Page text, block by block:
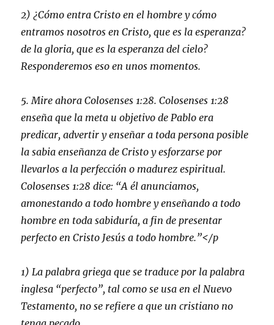
2) ¿Cómo entra Cristo en el hombre y cómo
entramos nosotros en Cristo, que es la esperanza?
de la gloria, que es la esperanza del cielo?
Responderemos eso en unos momentos.
5. Mire ahora Colosenses 1:28. Colosenses 1:28
enseña que la meta u objetivo de Pablo era
predicar, advertir y enseñar a toda persona posible
la sabia enseñanza de Cristo y esforzarse por
llevarlos a la perfección o madurez espiritual.
Colosenses 1:28 dice: “A él anunciamos,
amonestando a todo hombre y enseñando a todo
hombre en toda sabiduría, a fin de presentar
perfecto en Cristo Jesús a todo hombre.”</p
1) La palabra griega que se traduce por la palabra
inglesa “perfecto”, tal como se usa en el Nuevo
Testamento, no se refiere a que un cristiano no